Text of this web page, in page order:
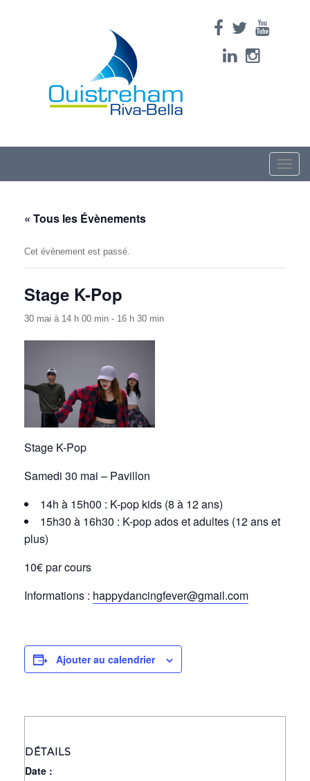
Toggle
« Tous les Évènements
Cet évènement est passé.
Stage K-Pop
30 mai à 14 h 00 min - 16 h 30 min
Stage K-Pop
Samedi 30 mai – Pavillon
14h à 15h00 : K-pop kids (8 à 12 ans)
15h30 à 16h30 : K-pop ados et adultes (12 ans et
plus)
10€ par cours
Informations : happydancingfever@gmail.com
Ajouter au calendrier
DÉTAILS
Date :